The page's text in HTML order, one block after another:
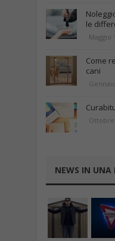
le
Maggio
Come
cani
Ottobre
NEWS IN UNA